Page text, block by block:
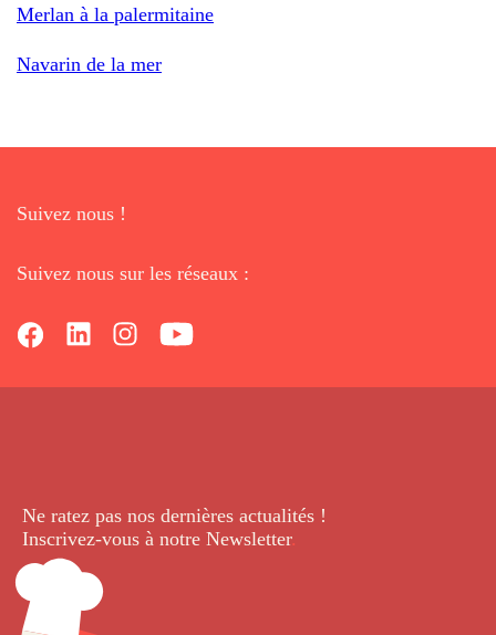
Merlan à la palermitaine
Navarin de la mer
Suivez nous !
Suivez nous sur les réseaux :
Ne ratez pas nos dernières actualités !
Inscrivez-vous à notre Newsletter.